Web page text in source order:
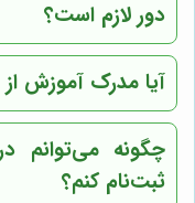
دور لازم است؟
آیا مدرک آموزش
چگونه می‌توانم
ثبت‌نام کنم؟